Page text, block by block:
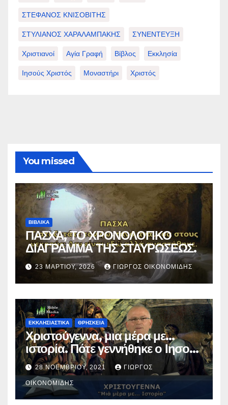
ΣΤΕΦΑΝΟΣ ΚΝΙΣΟΒΙΤΗΣ
ΣΤΥΛΙΑΝΟΣ ΧΑΡΑΛΑΜΠΑΚΗΣ ΣΥΝΕΝΤΕΥΞΗ
Χριστιανοί Αγία Γραφή Βίβλος Εκκλησία
Ιησούς Χριστός Μοναστήρι Χριστός
You missed
ΒΙΒΛΙΚΑ
ΠΑΣΧΑ, ΤΟ ΧΡΟΝΟΛΟΓΙΚΟ
ΔΙΑΓΡΑΜΜΑ ΤΗΣ ΣΤΑΥΡΩΣΕΩΣ.
23 ΜΑΡΤΊΟΥ, 2026 ΓΙΏΡΓΟΣ ΟΙΚΟΝΟΜΊΔΗΣ
ΕΚΚΛΗΣΙΑΣΤΙΚΑ ΘΡΗΣΚΕΙΑ
Χριστούγεννα, μια μέρα με…
ιστορία. Πότε γεννήθηκε ο Ιησούς
Χριστός; (Βίντεο).
28 ΝΟΕΜΒΡΊΟΥ, 2021 ΓΙΏΡΓΟΣ
ΟΙΚΟΝΟΜΊΔΗΣ